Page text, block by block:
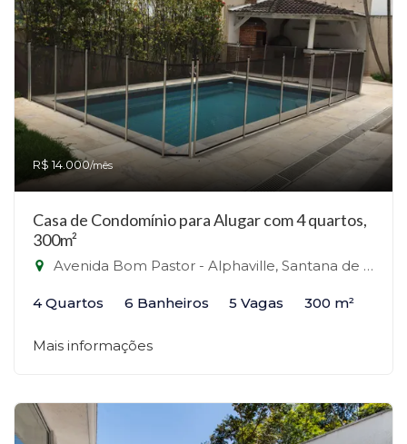
R$ 14.000/mês
Casa de Condomínio para Alugar com 4 quartos,
300m²
Avenida Bom Pastor - Alphaville, Santana de Parnaíba-SP
4 Quartos 6 Banheiros 5 Vagas 300 m²
Mais informações